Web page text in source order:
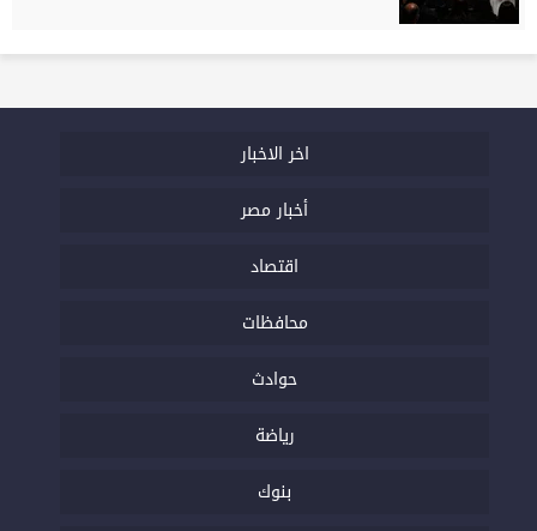
اخر الاخبار
أخبار مصر
اقتصاد
محافظات
حوادث
رياضة
بنوك